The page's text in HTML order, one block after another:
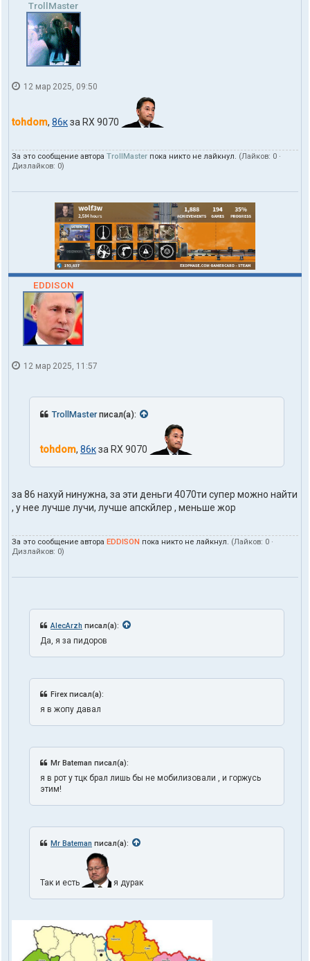
TrollMaster
12 мар 2025, 09:50
tohdom, 86кза RX 9070
За это сообщение автора TrollMaster пока никто не лайкнул. (Лайков: 0 ·
Дизлайков: 0)
EDDISON
12 мар 2025, 11:57
TrollMasterписал(а):
tohdom, 86кза RX 9070
за 86 нахуй нинужна, за эти деньги 4070ти супер можно найти
, у нее лучше лучи, лучше апскйлер , меньше жор
За это сообщение автора EDDISON пока никто не лайкнул. (Лайков: 0 ·
Дизлайков: 0)
AlecArzh писал(а):
Да, я за пидоров
Firex писал(а):
я в жопу давал
Mr Bateman писал(а):
я в рот у тцк брал лишь бы не мобилизовали , и горжусь
этим!
Mr Bateman писал(а):
Так и есть я дурак